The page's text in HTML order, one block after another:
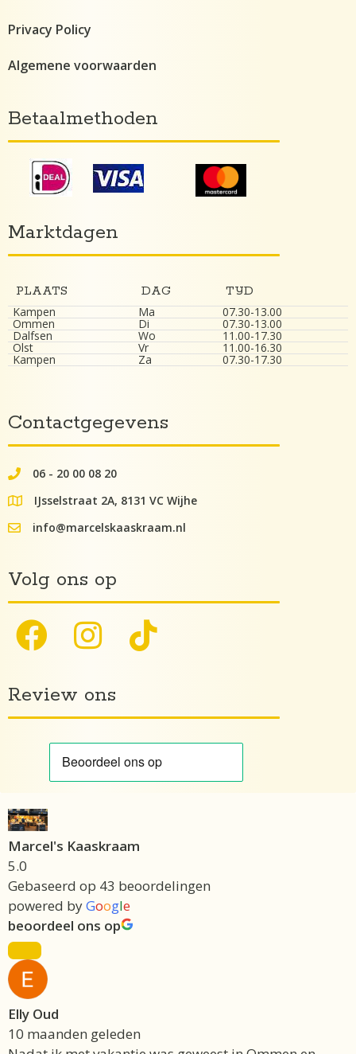
Contactgegevens
062000082
06 - 20 00 08 20
google maps lokatie
IJsselstraat 2A, 8131 VC Wijhe
info@kaaskraam.nl
info@marcelskaaskraam.nl
Volg ons op
Review ons
Betaalmethoden
Marktdagen
PLAATS DAG
TIJD
Kampen
Ma 07.30-13.00
Ommen Di 07.30-13.00
Dalfsen Wo 11.00-17.30
Olst Vr 11.00-16.30
Kampen Za 07.30-17.30
Privacy Policy
Algemene voorwaarden
Marcel's Kaaskraam
5.0
Gebaseerd op 43 beoordelingen
powered byGoogle
beoordeel ons op
Elly Oud
10 maanden geleden